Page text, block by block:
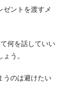
ゼントを渡すメ
何を話していい
う。
うのは避けたい